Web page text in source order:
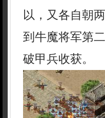
以，又各自朝
到牛魔将军第
破甲兵收获。